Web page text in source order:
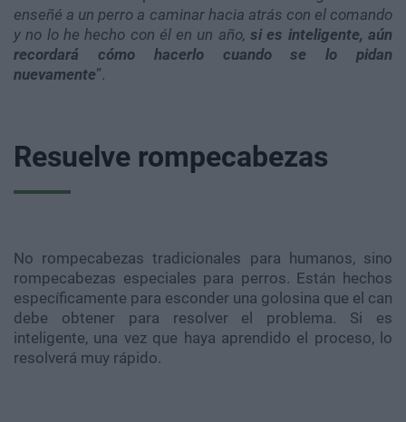
enseñé a un perro a caminar hacia atrás con el comando
y no lo he hecho con él en un año,si es inteligente, aún
recordará cómo hacerlo cuando se lo pidan
nuevamente”.
Resuelve rompecabezas
No rompecabezas tradicionales para humanos, sino
rompecabezas especiales para perros. Están hechos
específicamente para esconder una golosina que el can
debe obtener para resolver el problema. Si es
inteligente, una vez que haya aprendido el proceso, lo
resolverá muy rápido.